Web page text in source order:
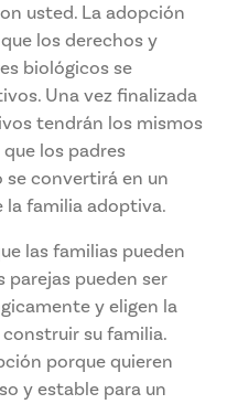
usted. La adopción
los derechos y
biológicos se
Una vez finalizada
tendrán los mismos
los padres
se convertirá en un
la familia adoptiva.
las familias pueden
parejas pueden ser
y eligen la
su familia.
porque quieren
y estable para un